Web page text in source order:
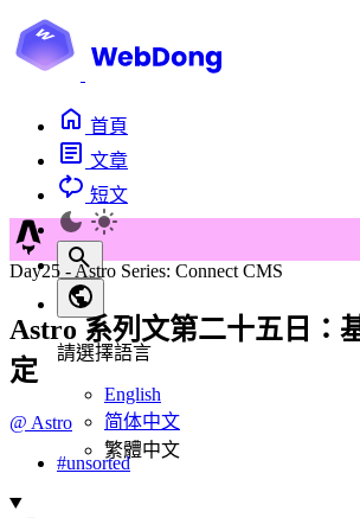
首頁
文章
短文
請選擇語言
English
简体中文
繁體中文
Day25 - Astro Series: Connect CMS
Astro 系列文第二十五日：
定
@ Astro
#unsorted